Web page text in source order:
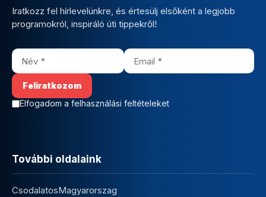
Iratkozz fel hírlevelünkre, és értesülj elsőként a legjobb
programokról, inspiráló úti tippekről!
Elfogadom a felhasználási feltételeket
További oldalaink
CsodalatosMagyarorszag